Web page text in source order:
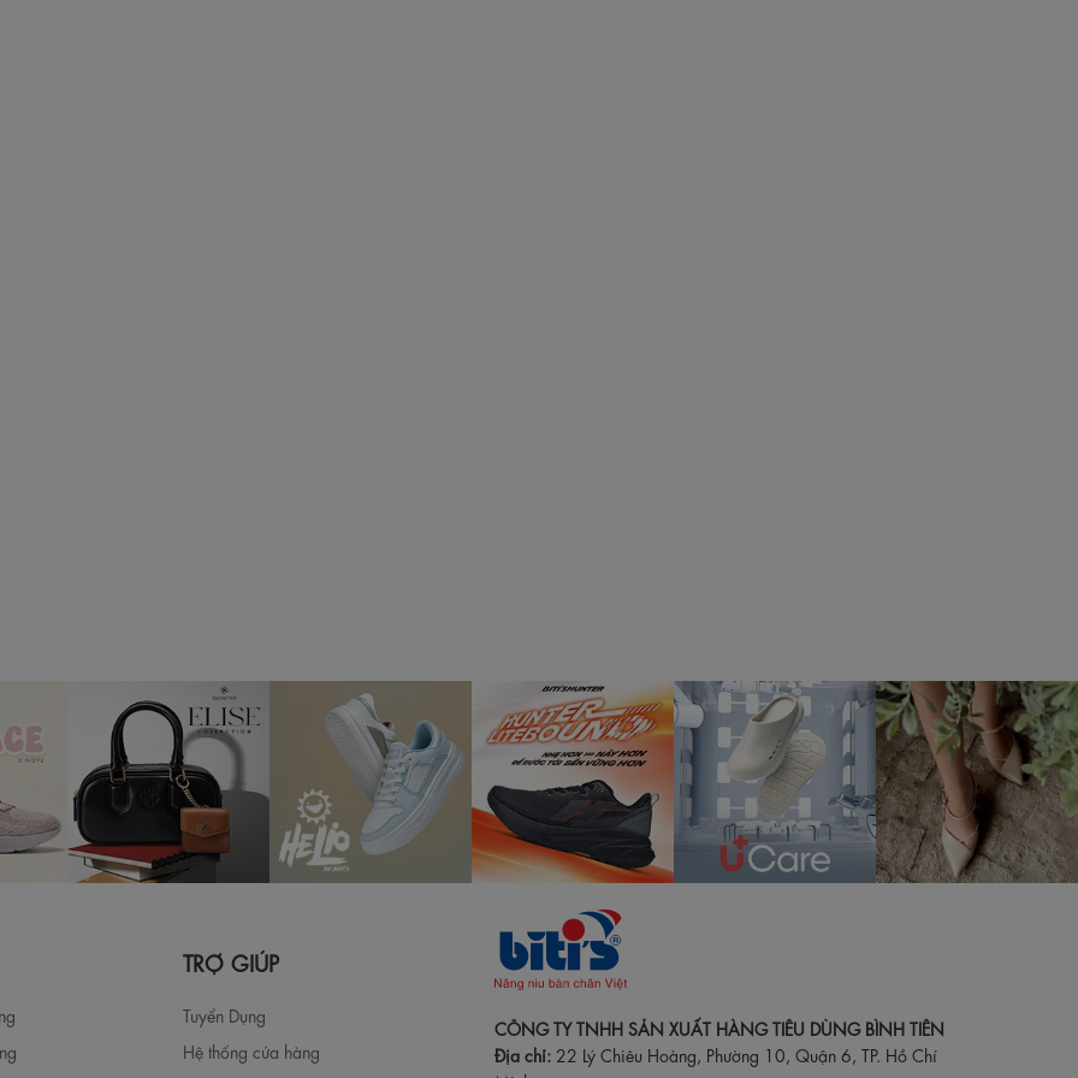
khi sử dụng. Đối với vết bẩn ở đế, có thể dùng bàn chải mềm và xà phòng loãng để chà nhẹ.
nắng trực tiếp gay gắt để duy trì độ bền của chất liệu và màu sắc đỏ đậm.
từ thương hiệu Biti's toàn quốc.
hàng được kiểm tra sản phẩm trước khi thanh toán.
còn nguyên tem mác và chưa qua sử dụng.
TRỢ GIÚP
Tuyển Dụng
Hệ thống cửa hàng
CÔNG TY TNHH SẢN XUẤT HÀNG TIÊU DÙNG BÌNH TIÊN
Địa chỉ: 22 Lý Chiêu Hoàng, Phường 10, Quận 6, TP. Hồ Chí